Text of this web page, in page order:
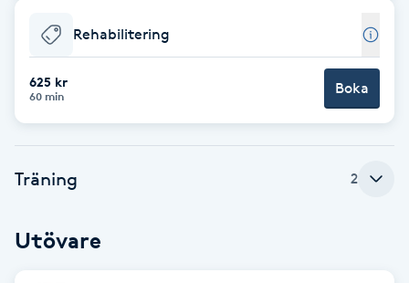
Brynplockning
Bröllopsuppsättning
C
Rehabilitering
625 kr
60 min Boka
Träning 2
Utövare